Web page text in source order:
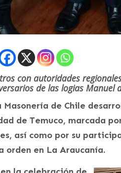
con autoridades
de las logias Manuel
Masonería de Chile
de Temuco, marcada
así como por su
orden en La Araucanía.